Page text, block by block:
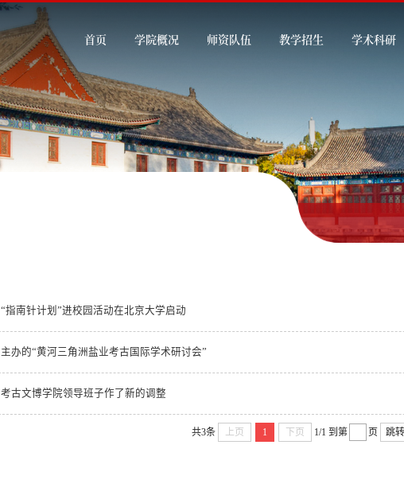
首页 学院概况 师资队伍 教学招生 学术科研
“指南针计划”进校园活动在北京大学启动
主办的“黄河三角洲盐业考古国际学术研讨会”
考古文博学院领导班子作了新的调整
共3条 上页 1 下页 1/1 到第 页 跳转